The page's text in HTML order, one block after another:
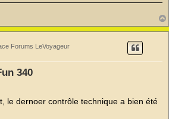
Forums LeVoyageur
340
le dernoer contrôle technique a bien été